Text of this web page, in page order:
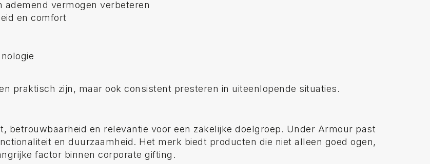
ademend vermogen verbeteren
en comfort
praktisch zijn, maar ook consistent presteren in uiteenlopende situaties.
betrouwbaarheid en relevantie voor een zakelijke doelgroep. Under Armour past
en duurzaamheid. Het merk biedt producten die niet alleen goed ogen,
factor binnen corporate gifting.